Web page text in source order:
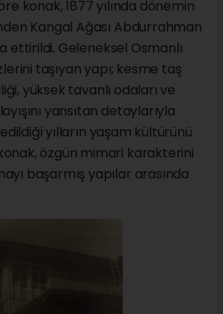
konak, 1877 yılında dönemin
Kangal Ağası Abdurrahman
ettirildi. Geleneksel Osmanlı
taşıyan yapı; kesme taş
yüksek tavanlı odaları ve
yansıtan detaylarıyla
yılların yaşam kültürünü
özgün mimari karakterini
başarmış yapılar arasında